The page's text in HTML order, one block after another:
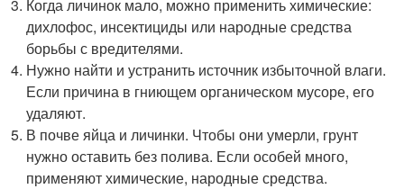
Когда личинок мало, можно применить химические:
дихлофос, инсектициды или народные средства
борьбы с вредителями.
Нужно найти и устранить источник избыточной влаги.
Если причина в гниющем органическом мусоре, его
удаляют.
В почве яйца и личинки. Чтобы они умерли, грунт
нужно оставить без полива. Если особей много,
применяют химические, народные средства.